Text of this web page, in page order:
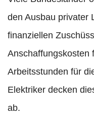
den Ausbau privater
finanziellen
Anschaffungskosten
Arbeitsstunden für
Elektriker decken
ab.